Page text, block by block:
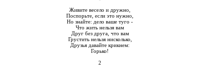
Живите весело и дружно,
Поспорьте, если это нужно,
Но знайте: дело ваше туго -
Что жить нельзя вам
Друг без друга, что вам
Грустить нельзя нисколько,
Друзья давайте крикнем:
Горько!
2